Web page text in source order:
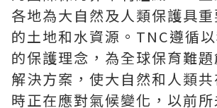
各地為大自然及人類保護具
的土地和水資源。TNC遵循
的保護理念，為全球保育難
解決方案，使大自然和人類
時正在應對氣候變化，以前